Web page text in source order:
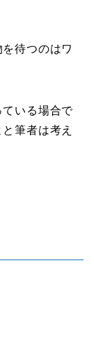
待つのはワ
ている場合で
筆者は考え